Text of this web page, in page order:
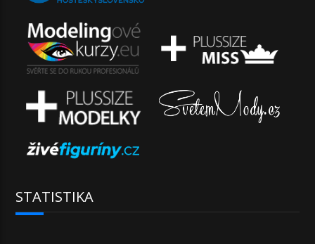
STATISTIKA